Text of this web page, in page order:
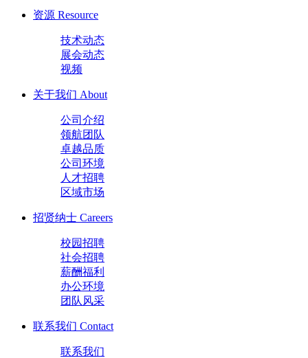
资源 Resource
技术动态
展会动态
视频
关于我们 About
公司介绍
领航团队
卓越品质
公司环境
人才招聘
区域市场
招贤纳士 Careers
校园招聘
社会招聘
薪酬福利
办公环境
团队风采
联系我们 Contact
联系我们